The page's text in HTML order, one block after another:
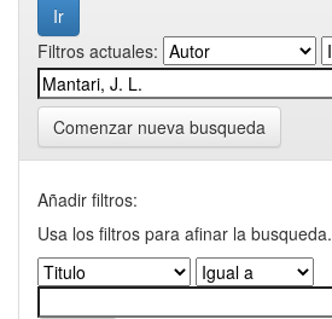
Filtros actuales:
Comenzar nueva busqueda
Añadir filtros:
Usa los filtros para afinar la busqueda.